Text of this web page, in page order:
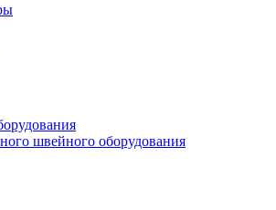
швейного оборудования